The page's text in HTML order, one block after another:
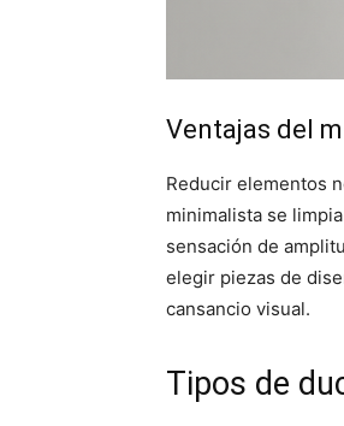
Ventajas del
Reducir elementos
minimalista se
sensación de
elegir piezas de
cansancio visual.
Tipos de